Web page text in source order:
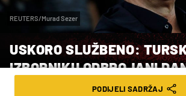
REUTERS/Murad Sezer
USKORO SLUŽBENO:
IZBORNIKU ODBROJANI
PODIJELI SADRŽAJ